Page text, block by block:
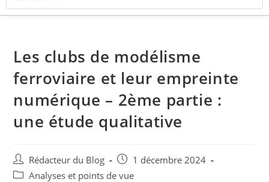
Les clubs de modélisme
ferroviaire et leur empreinte
numérique – 2ème partie :
une étude qualitative
Rédacteur du Blog
1 décembre 2024
Analyses et points de vue